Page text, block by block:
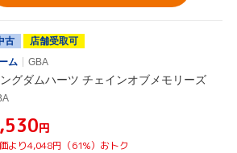
古
店舗受取可
ム
GBA
グダムハーツ チェインオブメモリーズ
円
より4,048円（61%）おトク